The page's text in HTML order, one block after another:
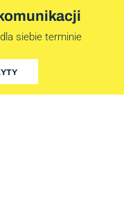
siebie terminie